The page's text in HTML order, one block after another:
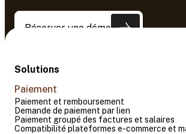
Réserver une démo
Solutions
Paiement
Paiement et remboursement
Demande de paiement par lien
Paiement groupé des factures et salaires
Compatibilité plateformes e-commerce et